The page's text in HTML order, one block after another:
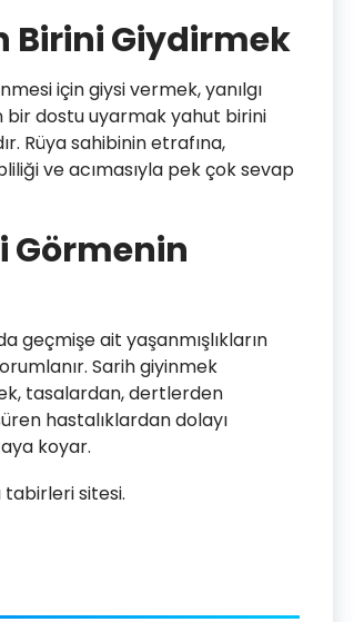
Birini Giydirmek
için giysi vermek, yanılgı
bir dostu uyarmak yahut birini
Rüya sahibinin etrafına,
ve acımasıyla pek çok sevap
Görmenin
geçmişe ait yaşanmışlıkların
Sarih giyinmek
tasalardan, dertlerden
hastalıklardan dolayı
koyar.
tabirleri sitesi.